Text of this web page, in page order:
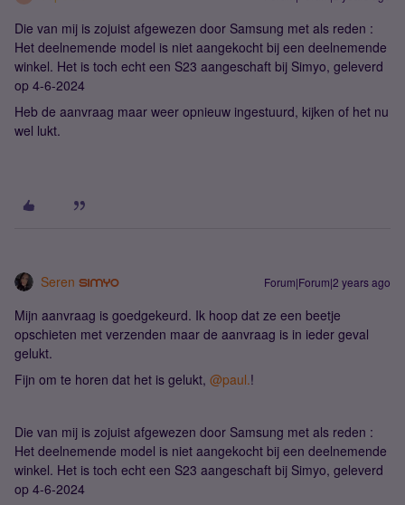
Die van mij is zojuist afgewezen door Samsung met als reden :
Het deelnemende model is niet aangekocht bij een deelnemende
winkel. Het is toch echt een S23 aangeschaft bij Simyo, geleverd
op 4-6-2024
Heb de aanvraag maar weer opnieuw ingestuurd, kijken of het nu
wel lukt.
Seren Forum|Forum|2 years ago
Mijn aanvraag is goedgekeurd. Ik hoop dat ze een beetje
opschieten met verzenden maar de aanvraag is in ieder geval
gelukt.
Fijn om te horen dat het is gelukt, @paul.!
Die van mij is zojuist afgewezen door Samsung met als reden :
Het deelnemende model is niet aangekocht bij een deelnemende
winkel. Het is toch echt een S23 aangeschaft bij Simyo, geleverd
op 4-6-2024